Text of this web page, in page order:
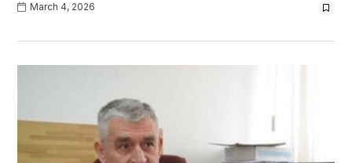
March 4, 2026